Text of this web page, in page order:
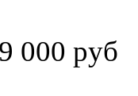
000 руб